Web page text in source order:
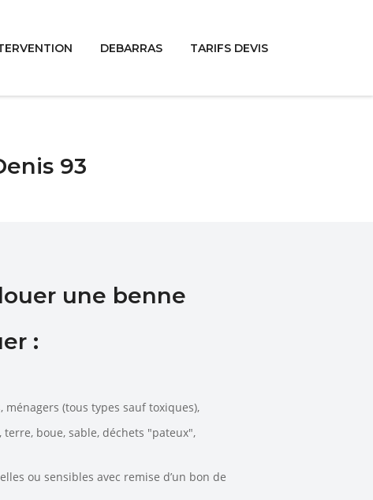
DEBARRAS TARIFS DEVIS
93
une benne
:
(tous types sauf toxiques),
boue, sable, déchets "pateux",
ou sensibles avec remise d’un bon de